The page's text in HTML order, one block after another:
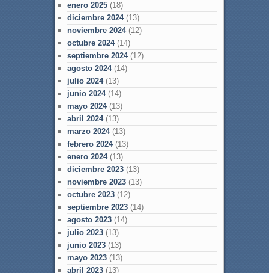
enero 2025(18)
diciembre 2024(13)
noviembre 2024(12)
octubre 2024(14)
septiembre 2024(12)
agosto 2024(14)
julio 2024(13)
junio 2024(14)
mayo 2024(13)
abril 2024(13)
marzo 2024(13)
febrero 2024(13)
enero 2024(13)
diciembre 2023(13)
noviembre 2023(13)
octubre 2023(12)
septiembre 2023(14)
agosto 2023(14)
julio 2023(13)
junio 2023(13)
mayo 2023(13)
abril 2023(13)